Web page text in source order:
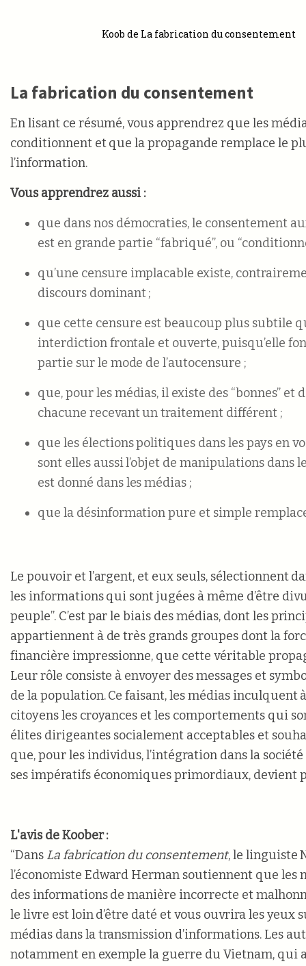
Koob de La fabrication du consentement
La fabrication du consentement
En lisant ce résumé, vous apprendrez que les
conditionnent et que la propagande remplace le
l’information.
Vous apprendrez aussi :
que dans nos démocraties, le consentement
est en grande partie “fabriqué”, ou
qu’une censure implacable existe,
discours dominant ;
que cette censure est beaucoup plus subtile
interdiction frontale et ouverte, puisqu’elle
partie sur le mode de l’autocensure ;
que, pour les médias, il existe des “bonnes” et
chacune recevant un traitement différent ;
que les élections politiques dans les pays en
sont elles aussi l’objet de manipulations dans
est donné dans les médias ;
que la désinformation pure et simple
Le pouvoir et l’argent, et eux seuls, sélectionnent
les informations qui sont jugées à même d’être
peuple”. C’est par le biais des médias, dont les
appartiennent à de très grands groupes dont la
financière impressionne, que cette véritable
Leur rôle consiste à envoyer des messages et
de la population. Ce faisant, les médias inculquent
citoyens les croyances et les comportements qui
élites dirigeantes socialement acceptables et
que, pour les individus, l’intégration dans la société
ses impératifs économiques primordiaux, devient
L'avis de Koober :
“Dans La fabrication du consentement, le linguiste
l’économiste Edward Herman soutiennent que les
des informations de manière incorrecte et
le livre est loin d’être daté et vous ouvrira les yeux
médias dans la transmission d’informations. Les
notamment en exemple la guerre du Vietnam, qui